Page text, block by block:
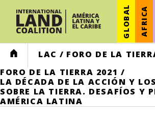
GLOBAL AFRICA
HOME LAC / FORO DE LA
FORO DE LA TIERRA 2021 /
LA DÉCADA DE LA ACCIÓN Y
SOBRE LA TIERRA. DESAFÍOS Y
AMÉRICA LATINA